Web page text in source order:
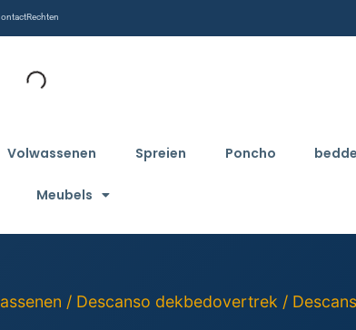
Rechten
Volwassenen Spreien Poncho
Meubels
/ Descanso dekbedovertrek /